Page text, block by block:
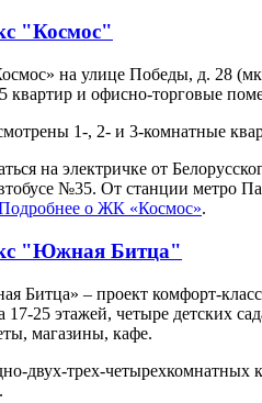
"Космос"
на улице Победы, д. 28
квартир и офисно-торговые
1-, 2- и 3-комнатные
на электричке от
№35. От станции метро
о ЖК «Космос».
"Южная Битца"
Битца» – проект комфорт-
17-25 этажей, четыре детских
магазины, кафе.
двух-трех-четырехкомнатных